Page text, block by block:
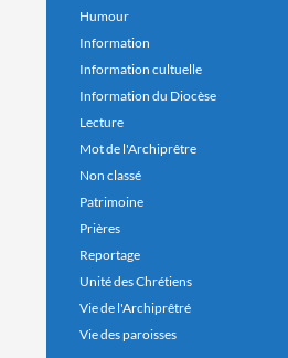
Humour
Information
Information cultuelle
Information du Diocèse
Lecture
Mot de l'Archiprêtre
Non classé
Patrimoine
Prières
Reportage
Unité des Chrétiens
Vie de l'Archiprêtré
Vie des paroisses